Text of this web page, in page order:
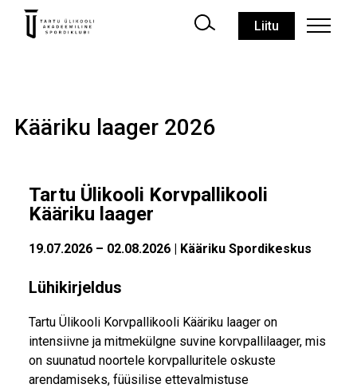
Liitu
Kääriku laager 2026
Tartu Ülikooli Korvpallikooli
Kääriku laager
19.07.2026 – 02.08.2026 | Kääriku Spordikeskus
Lühikirjeldus
Tartu Ülikooli Korvpallikooli Kääriku laager on
intensiivne ja mitmekülgne suvine korvpallilaager, mis
on suunatud noortele korvpalluritele oskuste
arendamiseks, füüsilise ettevalmistuse